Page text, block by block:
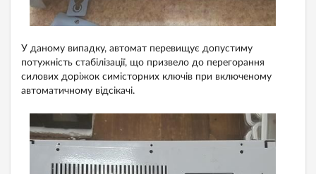
У даному випадку, автомат перевищує допустиму
потужність стабілізації, що призвело до перегорання
силових доріжок симісторних ключів при включеному
автоматичному відсікачі.